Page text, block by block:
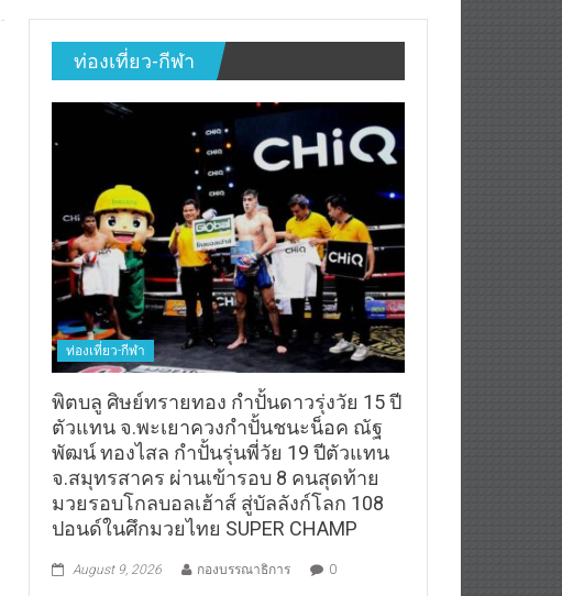
ท่องเที่ยว-กีฬา
ท่องเที่ยว-กีฬา
พิตบลู ศิษย์ทรายทอง กำปั้นดาวรุ่งวัย 15 ปี
ตัวแทน จ.พะเยาควงกำปั้นชนะน็อค ณัฐ
พัฒน์ ทองไสล กำปั้นรุ่นพี่วัย 19 ปีตัวแทน
จ.สมุทรสาคร ผ่านเข้ารอบ 8 คนสุดท้าย
มวยรอบโกลบอลเฮ้าส์ สู่บัลลังก์โลก 108
ปอนด์ในศึกมวยไทย SUPER CHAMP